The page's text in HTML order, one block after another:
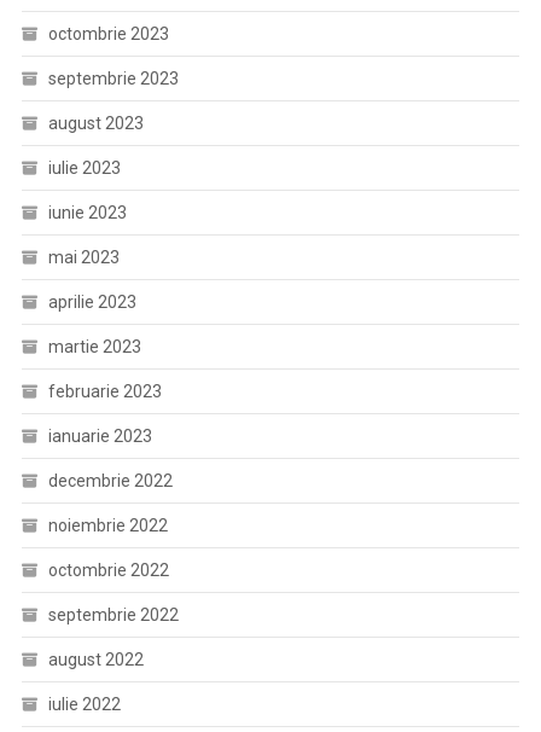
octombrie 2023
septembrie 2023
august 2023
iulie 2023
iunie 2023
mai 2023
aprilie 2023
martie 2023
februarie 2023
ianuarie 2023
decembrie 2022
noiembrie 2022
octombrie 2022
septembrie 2022
august 2022
iulie 2022